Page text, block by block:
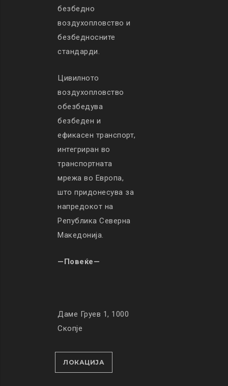
безбедно
воздухопловство и
безбедносните
стандарди.
Цивилното
воздухопловство
обезбедува
безбеден и
ефикасен транспорт,
интегриран во
транспортната
мрежа во Европа,
што придонесува за
напредокот на
Република Северна
Македонија.
—Повеќе—
Даме Груев 1, 1000
Скопје
ЛОКАЦИЈА